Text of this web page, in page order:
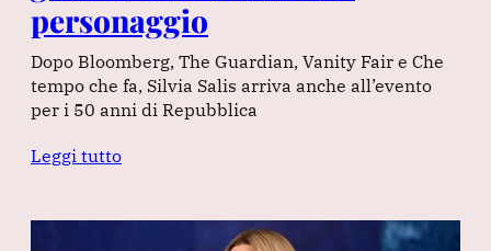
personaggio
Dopo Bloomberg, The Guardian, Vanity Fair e Che
tempo che fa, Silvia Salis arriva anche all’evento
per i 50 anni di Repubblica
Leggi tutto